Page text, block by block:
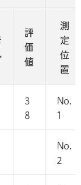
評
価
値
測
定
位
置
3
8
No.
1
No.
2